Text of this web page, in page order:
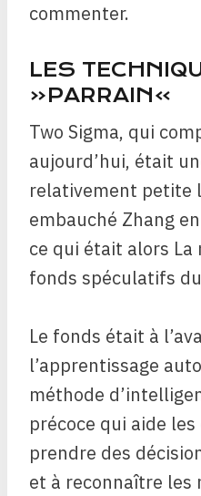
commenter.
LES
«PARRAIN»
Two Sigma, qui
aujourd’hui, était
relativement petite
embauché Zhang
ce qui était alors La
fonds spéculatifs
Le fonds était à
l’apprentissage
méthode
précoce qui aide
prendre des
et à reconnaître les